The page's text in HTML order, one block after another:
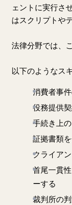
ェントに実行さ
はスクリプトや
法律分野では、
以下のようなス
消費者事
役務提供
手続き上
証拠書類
クライア
首尾一貫
ーする
裁判所の